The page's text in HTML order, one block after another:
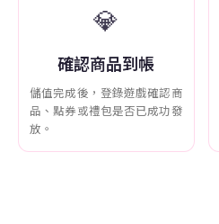
💎
確認商品到帳
儲值完成後，登錄遊戲確認商
品、點券或禮包是否已成功發
放。